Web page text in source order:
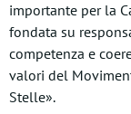
importante per la
fondata su
competenza e
valori del
Stelle».